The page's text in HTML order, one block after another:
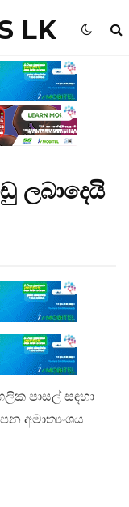
LK
ලබාදෙයි
පාසල් සඳහා
අමාත්‍යංශය